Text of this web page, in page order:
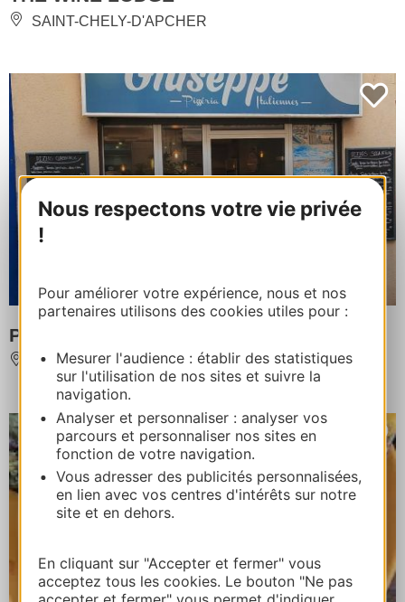
Nous respectons votre vie privée
!
Pour améliorer votre expérience, nous et nos
partenaires utilisons des cookies utiles pour :
Mesurer l'audience : établir des statistiques
sur l'utilisation de nos sites et suivre la
navigation.
Analyser et personnaliser : analyser vos
parcours et personnaliser nos sites en
fonction de votre navigation.
Vous adresser des publicités personnalisées,
en lien avec vos centres d'intérêts sur notre
site et en dehors.
En cliquant sur "Accepter et fermer" vous
acceptez tous les cookies. Le bouton "Ne pas
SAINT-CHELY-D'APCHER
PIZZERIA GIUSEPPE
MARVEJOLS